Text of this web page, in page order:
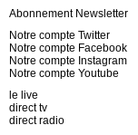
Abonnement Newsletter
Notre compte Twitter
Notre compte Facebook
Notre compte Instagram
Notre compte Youtube
le live
direct tv
direct radio